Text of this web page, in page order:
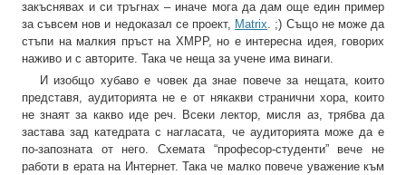
закъснявах и си тръгнах – иначе мога да дам още един пример
за съвсем нов и недоказал се проект, Matrix. ;) Също не може да
стъпи на малкия пръст на XMPP, но е интересна идея, говорих
наживо и с авторите. Така че неща за учене има винаги.
И изобщо хубаво е човек да знае повече за нещата, които
представя, аудиторията не е от някакви странични хора, които
не знаят за какво иде реч. Всеки лектор, мисля аз, трябва да
застава зад катедрата с нагласата, че аудиторията може да е
по-запозната от него. Схемата “професор-студенти” вече не
работи в ерата на Интернет. Така че малко повече уважение към